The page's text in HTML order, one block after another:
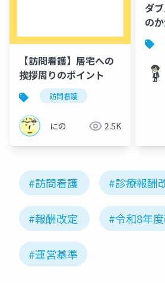
【訪問看護】居宅への
挨拶周りのポイント
訪問看護
にの 2.5K
ダ
の
#訪問看護 #診療報酬
#報酬改定 #令和8年
#運営基準